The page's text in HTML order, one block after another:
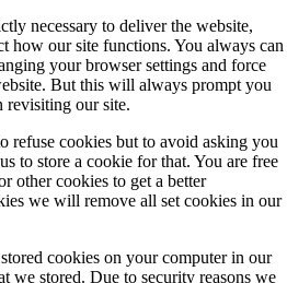
necessary to deliver the website,
how our site functions. You always can
your browser settings and force
But this will always prompt you
revisiting our site.
refuse cookies but to avoid asking you
to store a cookie for that. You are free
other cookies to get a better
we will remove all set cookies in our
cookies on your computer in our
we stored. Due to security reasons we